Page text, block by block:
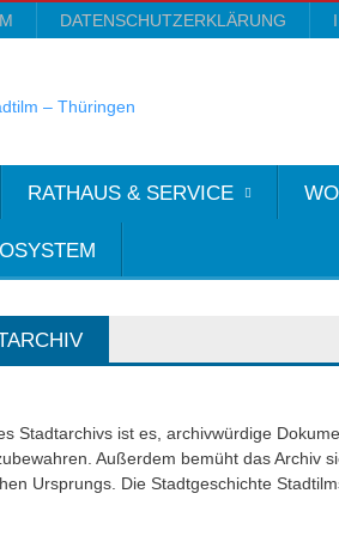
DATENSCHUTZERKLÄRUNG
RATHAUS & SERVICE
Stadtarchivs ist es, archivwürdige
Außerdem bemüht das Archiv
Ursprungs. Die Stadtgeschichte